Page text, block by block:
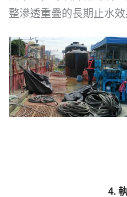
整滲透重疊的長期止水效
4.